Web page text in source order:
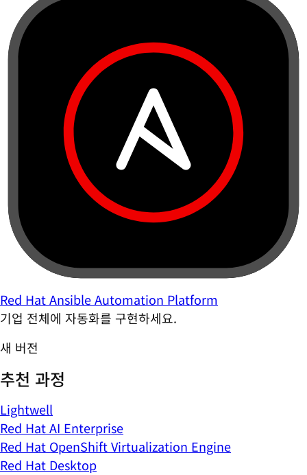
Red Hat Ansible Automation Platform
기업 전체에 자동화를 구현하세요.
새 버전
추천 과정
Lightwell
Red Hat AI Enterprise
Red Hat OpenShift Virtualization Engine
Red Hat Desktop